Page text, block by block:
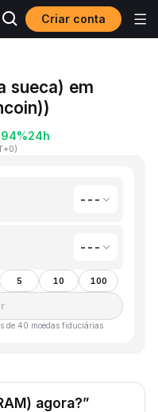
Criar conta
(prev. Toncoin)(GRAM)
sueca) em
24h
)
---
---
5 10 100
de 40 moedas fiduciárias
agora?”